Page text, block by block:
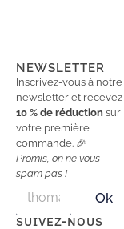
NEWSLETTER
Inscrivez-vous à notre
newsletter et recevez
10 % de réduction sur
votre première
commande. 🎉
Promis, on ne vous
spam pas !
a
a
Ok
SUIVEZ-NOUS